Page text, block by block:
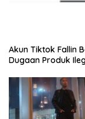
Akun Tiktok Fallin
Dugaan Produk